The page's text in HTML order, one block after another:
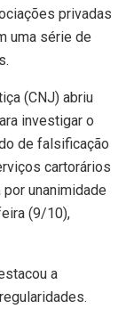
privadas
uma série de
(CNJ) abriu
investigar o
de falsificação
cartorários
unanimidade
(9/10),
a